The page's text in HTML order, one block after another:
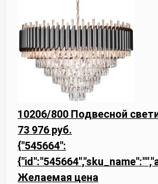
10206/800 Подвесной
73 976 руб.
{"545664":
Желаемая цена